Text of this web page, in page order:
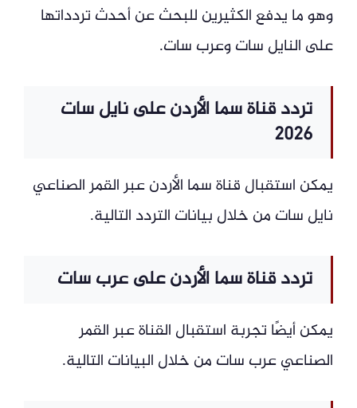
وهو ما يدفع الكثيرين للبحث عن أحدث تردداتها
على النايل سات وعرب سات.
تردد قناة سما الأردن على نايل سات
2026
يمكن استقبال قناة سما الأردن عبر القمر الصناعي
نايل سات من خلال بيانات التردد التالية.
تردد قناة سما الأردن على عرب سات
يمكن أيضًا تجربة استقبال القناة عبر القمر
الصناعي عرب سات من خلال البيانات التالية.